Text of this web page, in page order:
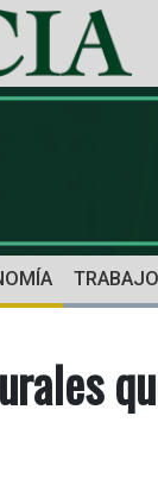
TRABAJO